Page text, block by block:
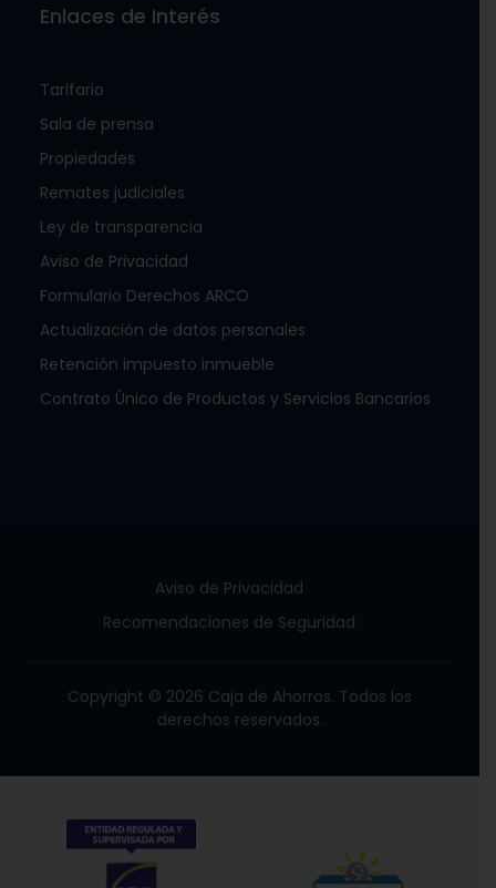
Enlaces de Interés
Tarifario
Sala de prensa
Propiedades
Remates judiciales
Ley de transparencia
Aviso de Privacidad
Formulario Derechos ARCO
Actualización de datos personales
Retención impuesto inmueble
Contrato Único de Productos y Servicios Bancarios
Aviso de Privacidad
Recomendaciones de Seguridad
Copyright © 2026 Caja de Ahorros. Todos los
derechos reservados.